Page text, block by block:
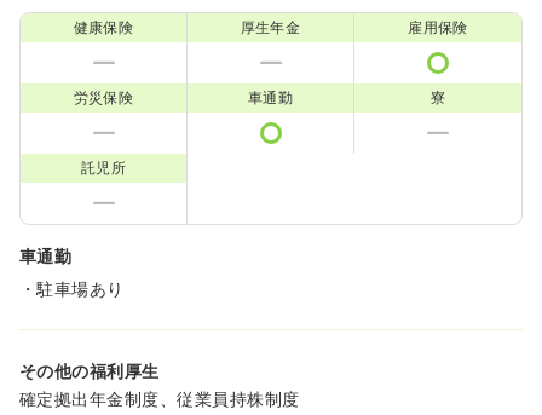
健康保険 厚生年金 雇用保険
労災保険 車通勤 寮
託児所
車通勤
・駐車場あり
その他の福利厚生
確定拠出年金制度、従業員持株制度